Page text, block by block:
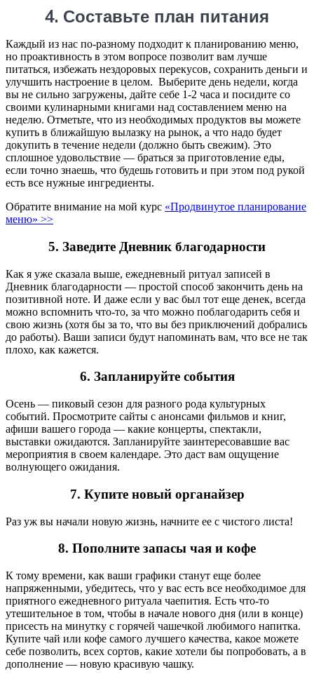
4. Составьте план питания
Каждый из нас по-разному подходит к планированию меню,
но проактивность в этом вопросе позволит вам лучше
питаться, избежать нездоровых перекусов, сохранить деньги и
улучшить настроение в целом. Выберите день недели, когда
вы не сильно загружены, дайте себе 1-2 часа и посидите со
своими кулинарными книгами над составлением меню на
неделю. Отметьте, что из необходимых продуктов вы можете
купить в ближайшую вылазку на рынок, а что надо будет
докупить в течение недели (должно быть свежим). Это
сплошное удовольствие — браться за приготовление еды,
если точно знаешь, что будешь готовить и при этом под рукой
есть все нужные ингредиенты.
Обратите внимание на мой курс «Продвинутое планирование
меню» >>
5. Заведите Дневник благодарности
Как я уже сказала выше, ежедневный ритуал записей в
Дневник благодарности — простой способ закончить день на
позитивной ноте. И даже если у вас был тот еще денек, всегда
можно вспомнить что-то, за что можно поблагодарить себя и
свою жизнь (хотя бы за то, что вы без приключений добрались
до работы). Ваши записи будут напоминать вам, что все не так
плохо, как кажется.
6. Запланируйте события
Осень — пиковый сезон для разного рода культурных
событий. Просмотрите сайты с анонсами фильмов и книг,
афиши вашего города — какие концерты, спектакли,
выставки ожидаются. Запланируйте заинтересовавшие вас
мероприятия в своем календаре. Это даст вам ощущение
волнующего ожидания.
7. Купите новый органайзер
Раз уж вы начали новую жизнь, начните ее с чистого листа!
8. Пополните запасы чая и кофе
К тому времени, как ваши графики станут еще более
напряженными, убедитесь, что у вас есть все необходимое для
приятного ежедневного ритуала чаепития. Есть что-то
утешительное в том, чтобы в начале нового дня (или в конце)
присесть на минутку с горячей чашечкой любимого напитка.
Купите чай или кофе самого лучшего качества, какое можете
себе позволить, всех сортов, какие хотели бы попробовать, а в
дополнение — новую красивую чашку.